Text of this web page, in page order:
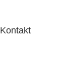
Kontakt